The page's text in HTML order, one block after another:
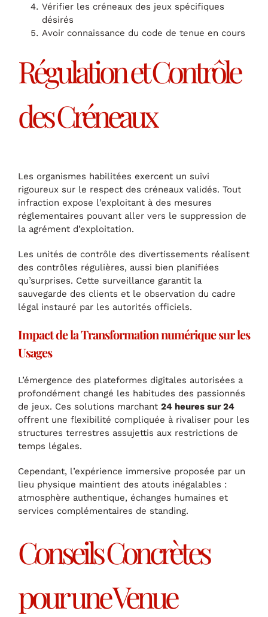
Vérifier les créneaux des jeux spécifiques
désirés
Avoir connaissance du code de tenue en cours
Régulation et Contrôle
des Créneaux
Les organismes habilitées exercent un suivi
rigoureux sur le respect des créneaux validés. Tout
infraction expose l’exploitant à des mesures
réglementaires pouvant aller vers le suppression de
la agrément d’exploitation.
Les unités de contrôle des divertissements réalisent
des contrôles régulières, aussi bien planifiées
qu’surprises. Cette surveillance garantit la
sauvegarde des clients et le observation du cadre
légal instauré par les autorités officiels.
Impact de la Transformation numérique sur les
Usages
L’émergence des plateformes digitales autorisées a
profondément changé les habitudes des passionnés
de jeux. Ces solutions marchant 24 heures sur 24
offrent une flexibilité compliquée à rivaliser pour les
structures terrestres assujettis aux restrictions de
temps légales.
Cependant, l’expérience immersive proposée par un
lieu physique maintient des atouts inégalables :
atmosphère authentique, échanges humaines et
services complémentaires de standing.
Conseils Concrètes
pour une Venue